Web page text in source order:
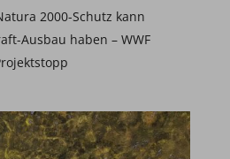
2000-Schutz kann
Ausbau haben – WWF